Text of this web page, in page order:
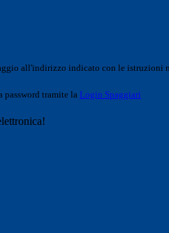
all'indirizzo indicato con le istruzioni
password tramite la Login Spaggiari